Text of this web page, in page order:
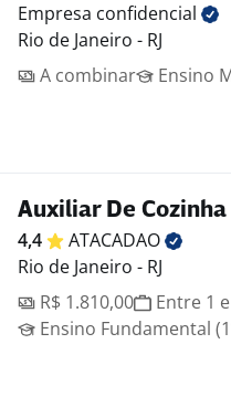
Empresa confidencial
Rio de Janeiro - RJ
A combinar
Ensino
Auxiliar De Cozinha
4,4
ATACADAO
Rio de Janeiro - RJ
R$ 1.810,00
Entre 1
Ensino Fundamental